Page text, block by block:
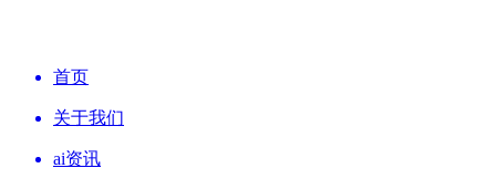
首页
关于我们
ai资讯